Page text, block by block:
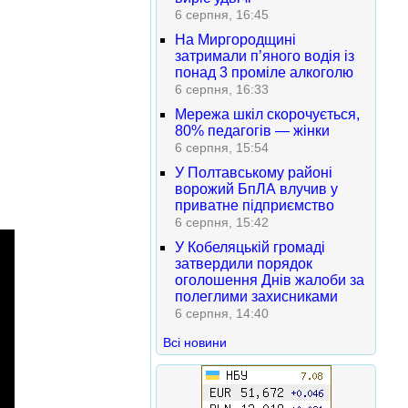
6 серпня, 16:45
На Миргородщині
затримали п’яного водія із
понад 3 проміле алкоголю
6 серпня, 16:33
Мережа шкіл скорочується,
80% педагогів — жінки
6 серпня, 15:54
У Полтавському районі
ворожий БпЛА влучив у
приватне підприємство
6 серпня, 15:42
У Кобеляцькій громаді
затвердили порядок
оголошення Днів жалоби за
полеглими захисниками
6 серпня, 14:40
Всі новини